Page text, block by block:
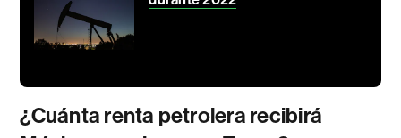
¿Cuánta renta petrolera recibirá